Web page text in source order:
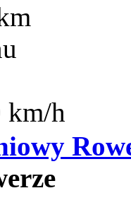
km/h